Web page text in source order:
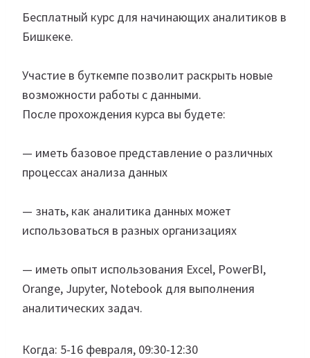
Бесплатный курс для начинающих аналитиков в
Бишкеке.
Участие в буткемпе позволит раскрыть новые
возможности работы с данными.
После прохождения курса вы будете:
— иметь базовое представление о различных
процессах анализа данных
— знать, как аналитика данных может
использоваться в разных организациях
— иметь опыт использования Excel, PowerBI,
Orange, Jupyter, Notebook для выполнения
аналитических задач.
Когда: 5-16 февраля, 09:30-12:30